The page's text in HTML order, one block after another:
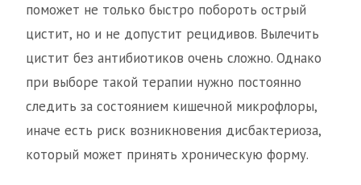
поможет не только быстро побороть острый
цистит, но и не допустит рецидивов. Вылечить
цистит без антибиотиков очень сложно. Однако
при выборе такой терапии нужно постоянно
следить за состоянием кишечной микрофлоры,
иначе есть риск возникновения дисбактериоза,
который может принять хроническую форму.